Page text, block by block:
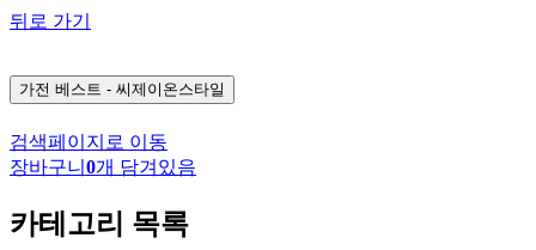
뒤로 가기
가전 베스트 - 씨제이온스타일
검색페이지로 이동
장바구니 0개 담겨있음
카테고리 목록